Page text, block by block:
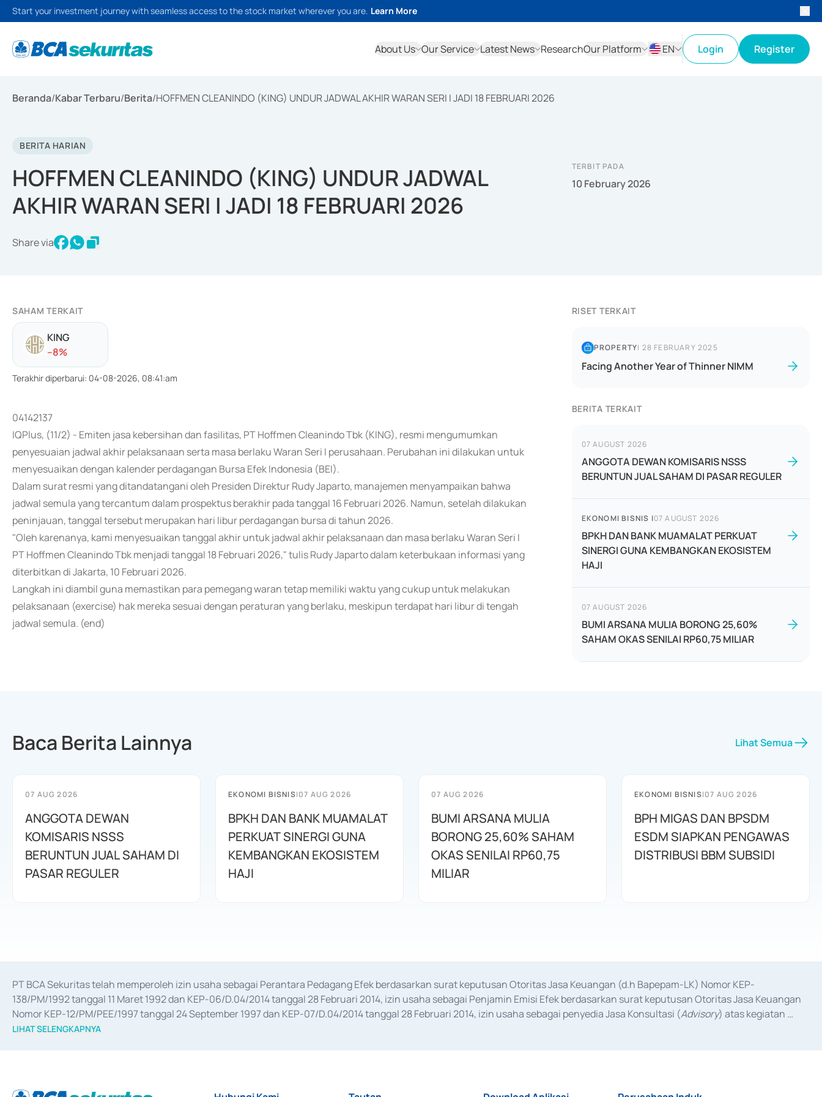
Start your investment journey with seamless access to the stock market wherever you are. Learn More
About Us Our Service Latest News ResearchOur Platform
EN
Login Register
Beranda/Kabar Terbaru/Berita/HOFFMEN CLEANINDO (KING) UNDUR JADWAL AKHIR WARAN SERI I JADI 18 FEBRUARI 2026
BERITA HARIAN
HOFFMEN CLEANINDO (KING) UNDUR JADWAL
AKHIR WARAN SERI I JADI 18 FEBRUARI 2026
Share via
TERBIT PADA
10 February 2026
SAHAM TERKAIT
KING
--8%
Terakhir diperbarui: 04-08-2026, 08:41:am
04142137
IQPlus, (11/2) - Emiten jasa kebersihan dan fasilitas, PT Hoffmen Cleanindo Tbk (KING), resmi mengumumkan
penyesuaian jadwal akhir pelaksanaan serta masa berlaku Waran Seri I perusahaan. Perubahan ini dilakukan untuk
menyesuaikan dengan kalender perdagangan Bursa Efek Indonesia (BEI).
Dalam surat resmi yang ditandatangani oleh Presiden Direktur Rudy Japarto, manajemen menyampaikan bahwa
jadwal semula yang tercantum dalam prospektus berakhir pada tanggal 16 Februari 2026. Namun, setelah dilakukan
peninjauan, tanggal tersebut merupakan hari libur perdagangan bursa di tahun 2026.
"Oleh karenanya, kami menyesuaikan tanggal akhir untuk jadwal akhir pelaksanaan dan masa berlaku Waran Seri I
PT Hoffmen Cleanindo Tbk menjadi tanggal 18 Februari 2026," tulis Rudy Japarto dalam keterbukaan informasi yang
diterbitkan di Jakarta, 10 Februari 2026.
Langkah ini diambil guna memastikan para pemegang waran tetap memiliki waktu yang cukup untuk melakukan
pelaksanaan (exercise) hak mereka sesuai dengan peraturan yang berlaku, meskipun terdapat hari libur di tengah
jadwal semula. (end)
RISET TERKAIT
PROPERTY| 28 FEBRUARY 2025
Facing Another Year of Thinner NIMM
BERITA TERKAIT
07 AUGUST 2026
ANGGOTA DEWAN KOMISARIS NSSS
BERUNTUN JUAL SAHAM DI PASAR REGULER
EKONOMI BISNIS |07 AUGUST 2026
BPKH DAN BANK MUAMALAT PERKUAT
SINERGI GUNA KEMBANGKAN EKOSISTEM
HAJI
07 AUGUST 2026
BUMI ARSANA MULIA BORONG 25,60%
SAHAM OKAS SENILAI RP60,75 MILIAR
Baca Berita Lainnya Lihat Semua
07 AUG 2026
ANGGOTA DEWAN
KOMISARIS NSSS
BERUNTUN JUAL SAHAM DI
PASAR REGULER
EKONOMI BISNIS|07 AUG 2026
BPKH DAN BANK MUAMALAT
PERKUAT SINERGI GUNA
KEMBANGKAN EKOSISTEM
HAJI
07 AUG 2026
BUMI ARSANA MULIA
BORONG 25,60% SAHAM
OKAS SENILAI RP60,75
MILIAR
EKONOMI BISNIS|07 AUG 2026
BPH MIGAS DAN BPSDM
ESDM SIAPKAN PENGAWAS
DISTRIBUSI BBM SUBSIDI
PT BCA Sekuritas telah memperoleh izin usaha sebagai Perantara Pedagang Efek berdasarkan surat keputusan Otoritas Jasa Keuangan (d.h Bapepam-LK) Nomor KEP-
138/PM/1992 tanggal 11 Maret 1992 dan KEP-06/D.04/2014 tanggal 28 Februari 2014, izin usaha sebagai Penjamin Emisi Efek berdasarkan surat keputusan Otoritas Jasa Keuangan
Nomor KEP-12/PM/PEE/1997 tanggal 24 September 1997 dan KEP-07/D.04/2014 tanggal 28 Februari 2014, izin usaha sebagai penyedia Jasa Konsultasi (Advisory) atas kegiatan
merger, akuisisi, divestasi, dan
LIHAT SELENGKAPNYA